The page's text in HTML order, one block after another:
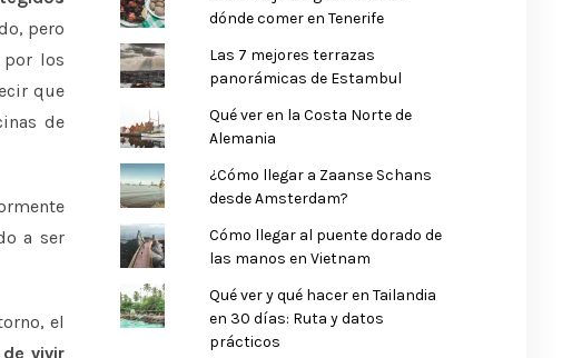
pero
por los
que
de
a ser
el
vivir
dónde comer en Tenerife
Las 7 mejores terrazas
panorámicas de Estambul
Qué ver en la Costa Norte de
Alemania
¿Cómo llegar a Zaanse Schans
desde Amsterdam?
Cómo llegar al puente dorado de
las manos en Vietnam
Qué ver y qué hacer en Tailandia
en 30 días: Ruta y datos
prácticos